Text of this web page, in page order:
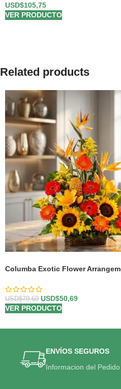
USD$105,75
VER PRODUCTO
Related products
Columba Exotic Flower
USD$79,69 USD$50,69
VER PRODUCTO
ENVÍOS SEGUROS
Informacion del Pedido